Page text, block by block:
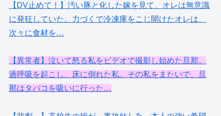
【DV止めて！】汚い豚と化した嫁を見て、オレは無意識
に発狂していた。力づくで冷凍庫をこじ開けたオレは、
次々に食材を…
【異常者】泣いて怒る私をビデオで撮影し始めた旦那。
過呼吸を起こし、床に倒れた私。その私をまたいで、旦
那はタバコを吸いに行った…